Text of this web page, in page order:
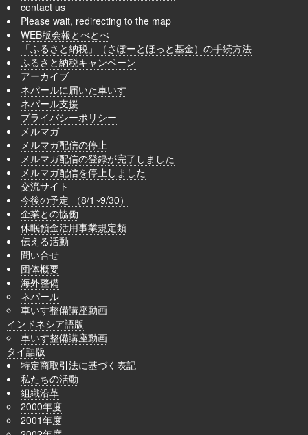
contact us
Please wait, redirecting to the map
WEB版会報とべとべ
「ふるさと納税」（さぽーとほっと基金）の手続方法
ふるさと納税キャンペーン
アーカイブ
ネパールに届いた車いす
ネパール支援
プライバシーポリシー
メルマガ
メルマガ配信の停止
メルマガ配信の登録が完了しました
メルマガ配信を停止しました
交流サイト
今後の予定 （8/1~9/30）
企業との協働
休眠預金活用事業規定類
伝える活動
問い合せ
団体概要
海外整備
ネパール
車いす整備講座動画
インドネシア語版
車いす整備講座動画
タイ語版
特定商取引法に基づく表記
私たちの活動
組織沿革
2000年度
2001年度